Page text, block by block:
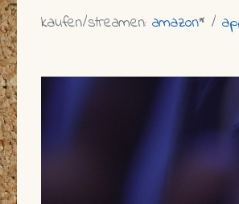
kaufen/streamen: amazon* /